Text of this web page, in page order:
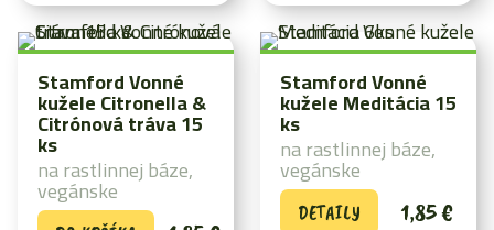
Stamford Vonné
kužele Citronella &
Citrónová tráva 15
ks
na rastlinnej báze,
vegánske
Stamford Vonné
kužele Meditácia 15
ks
1,85€
na rastlinnej báze,
vegánske
DETAILY